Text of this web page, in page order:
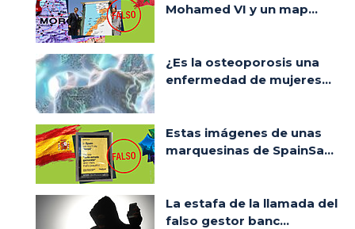
Mohamed VI y un map...
¿Es la osteoporosis una
enfermedad de mujeres...
Estas imágenes de unas
marquesinas de SpainSa...
La estafa de la llamada del
falso gestor banc...